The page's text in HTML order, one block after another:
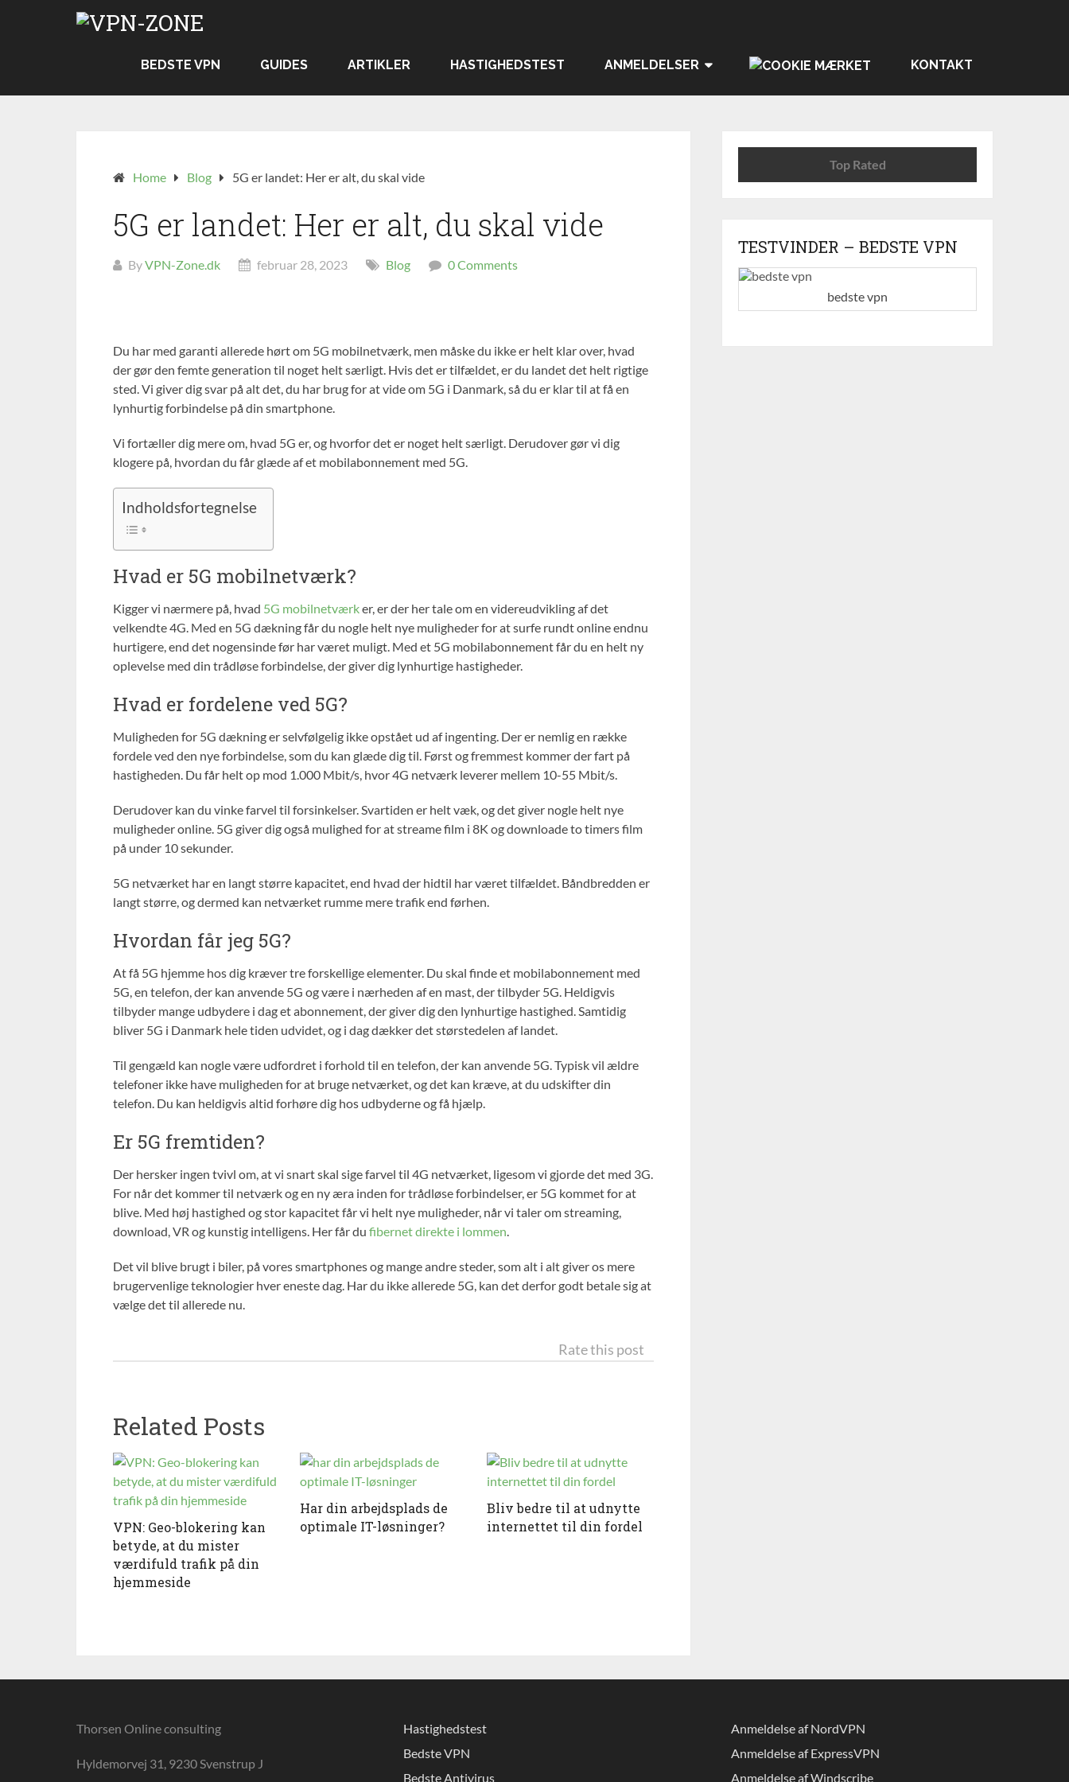
BEDSTE VPN
GUIDES ARTIKLER HASTIGHEDSTEST ANMELDELSER KONTAKT
Home Blog 5G er landet: Her er alt, du skal vide
5G er landet: Her er alt, du skal vide
ByVPN-Zone.dk februar 28, 2023 Blog 0 Comments
Du har med garanti allerede hørt om 5G mobilnetværk, men måske du ikke er helt klar over, hvad
der gør den femte generation til noget helt særligt. Hvis det er tilfældet, er du landet det helt rigtige
sted. Vi giver dig svar på alt det, du har brug for at vide om 5G i Danmark, så du er klar til at få en
lynhurtig forbindelse på din smartphone.
Vi fortæller dig mere om, hvad 5G er, og hvorfor det er noget helt særligt. Derudover gør vi dig
klogere på, hvordan du får glæde af et mobilabonnement med 5G.
Indholdsfortegnelse
Hvad er 5G mobilnetværk?
Kigger vi nærmere på, hvad 5G mobilnetværker, er der her tale om en videreudvikling af det
velkendte 4G. Med en 5G dækning får du nogle helt nye muligheder for at surfe rundt online endnu
hurtigere, end det nogensinde før har været muligt. Med et 5G mobilabonnement får du en helt ny
oplevelse med din trådløse forbindelse, der giver dig lynhurtige hastigheder.
Hvad er fordelene ved 5G?
Muligheden for 5G dækning er selvfølgelig ikke opstået ud af ingenting. Der er nemlig en række
fordele ved den nye forbindelse, som du kan glæde dig til. Først og fremmest kommer der fart på
hastigheden. Du får helt op mod 1.000 Mbit/s, hvor 4G netværk leverer mellem 10-55 Mbit/s.
Derudover kan du vinke farvel til forsinkelser. Svartiden er helt væk, og det giver nogle helt nye
muligheder online. 5G giver dig også mulighed for at streame film i 8K og downloade to timers film
på under 10 sekunder.
5G netværket har en langt større kapacitet, end hvad der hidtil har været tilfældet. Båndbredden er
langt større, og dermed kan netværket rumme mere trafik end førhen.
Hvordan får jeg 5G?
At få 5G hjemme hos dig kræver tre forskellige elementer. Du skal finde et mobilabonnement med
5G, en telefon, der kan anvende 5G og være i nærheden af en mast, der tilbyder 5G. Heldigvis
tilbyder mange udbydere i dag et abonnement, der giver dig den lynhurtige hastighed. Samtidig
bliver 5G i Danmark hele tiden udvidet, og i dag dækker det størstedelen af landet.
Til gengæld kan nogle være udfordret i forhold til en telefon, der kan anvende 5G. Typisk vil ældre
telefoner ikke have muligheden for at bruge netværket, og det kan kræve, at du udskifter din
telefon. Du kan heldigvis altid forhøre dig hos udbyderne og få hjælp.
Er 5G fremtiden?
Der hersker ingen tvivl om, at vi snart skal sige farvel til 4G netværket, ligesom vi gjorde det med 3G.
For når det kommer til netværk og en ny æra inden for trådløse forbindelser, er 5G kommet for at
blive. Med høj hastighed og stor kapacitet får vi helt nye muligheder, når vi taler om streaming,
download, VR og kunstig intelligens. Her får du fibernet direkte i lommen.
Det vil blive brugt i biler, på vores smartphones og mange andre steder, som alt i alt giver os mere
brugervenlige teknologier hver eneste dag. Har du ikke allerede 5G, kan det derfor godt betale sig at
vælge det til allerede nu.
Rate this post
Related Posts
VPN: Geo-blokering kan
betyde, at du mister
værdifuld trafik på din
hjemmeside
Har din arbejdsplads de
optimale IT-løsninger?
Bliv bedre til at udnytte
internettet til din fordel
Top Rated
TESTVINDER – BEDSTE VPN
bedste vpn
Thorsen Online consulting
Hyldemorvej 31, 9230 Svenstrup J
Hastighedstest
Bedste VPN
Bedste Antivirus
Anmeldelse af NordVPN
Anmeldelse af ExpressVPN
Anmeldelse af Windscribe